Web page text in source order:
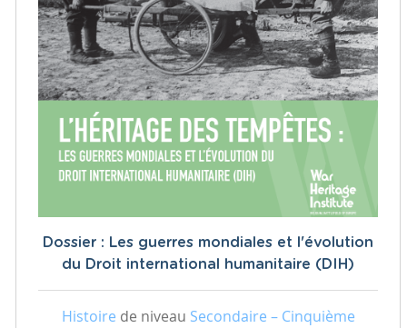
Dossier : Les guerres mondiales et l'évolution
du Droit international humanitaire (DIH)
Histoire de niveau Secondaire – Cinquième